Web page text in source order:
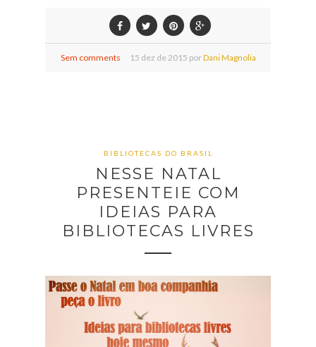
Sem comments 15 dez de2015 porDani Magnolia
BIBLIOTECAS DO BRASIL
NESSE NATAL
PRESENTEIE COM
IDEIAS PARA
BIBLIOTECAS LIVRES